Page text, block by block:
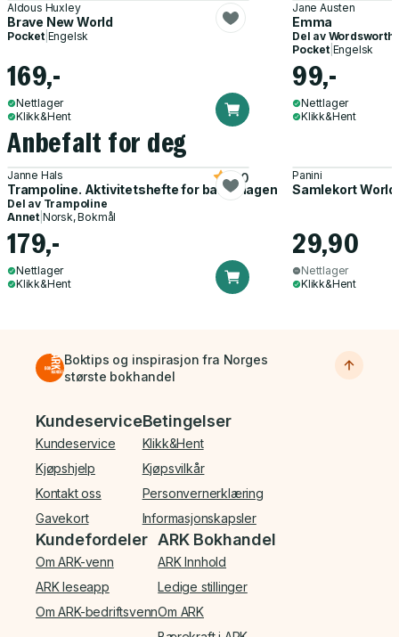
Aldous Huxley
Brave New World
Pocket| Engelsk
169,-
Nettlager
Klikk&Hent
Jane Austen
Emma
Del av Wordsworth
Pocket| Engelsk
99,-
Nettlager
Klikk&Hent
Anbefalt for deg
Janne Hals
Trampoline. Aktivitetshefte for barnehagen
5.0
Del av Trampoline
Annet Norsk, Bokmål
179,-
Nettlager
Klikk&Hent
Panini
Samlekort
29,90
Nettlager
Klikk&Hent
Boktips og inspirasjon fra Norges
største bokhandel
Bunnmeny
Kundeservice
Kundeservice
Kjøpshjelp
Kontakt oss
Gavekort
Betingelser
Klikk&Hent
Kjøpsvilkår
Personvernerklæring
Informasjonskapsler
Kundefordeler
Om ARK-venn
ARK leseapp
Om ARK-bedriftsvenn
ARK Bokhandel
ARK Innhold
Ledige stillinger
Om ARK